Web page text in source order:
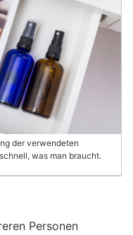
der verwendeten
was man braucht.
Personen